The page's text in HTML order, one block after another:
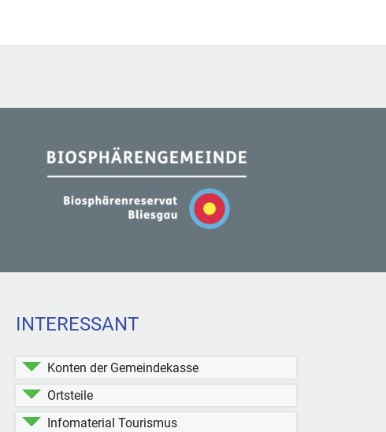
INTERESSANT
Konten der Gemeindekasse
Ortsteile
Infomaterial Tourismus